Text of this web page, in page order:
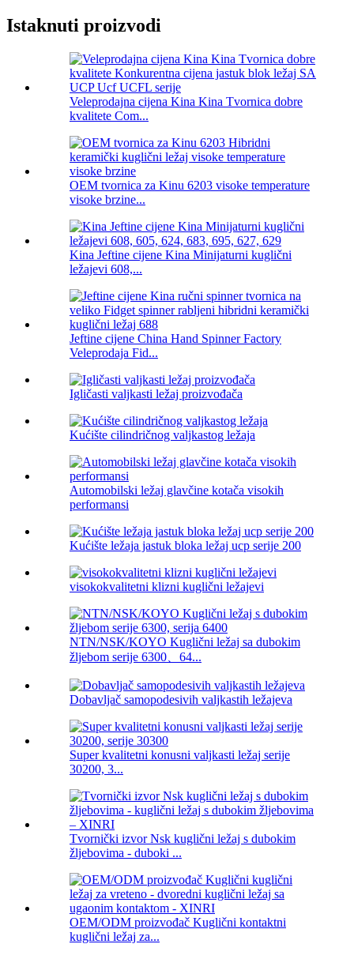
Istaknuti proizvodi
Veleprodajna cijena Kina Kina Tvornica dobre
kvalitete Com...
OEM tvornica za Kinu 6203 visoke temperature
visoke brzine...
Kina Jeftine cijene Kina Minijaturni kuglični
ležajevi 608,...
Jeftine cijene China Hand Spinner Factory
Veleprodaja Fid...
Igličasti valjkasti ležaj proizvođača
Kućište cilindričnog valjkastog ležaja
Automobilski ležaj glavčine kotača visokih
performansi
Kućište ležaja jastuk bloka ležaj ucp serije 200
visokokvalitetni klizni kuglični ležajevi
NTN/NSK/KOYO Kuglični ležaj sa dubokim
žljebom serije 6300、64...
Dobavljač samopodesivih valjkastih ležajeva
Super kvalitetni konusni valjkasti ležaj serije
30200, 3...
Tvornički izvor Nsk kuglični ležaj s dubokim
žljebovima - duboki ...
OEM/ODM proizvođač Kuglični kontaktni
kuglični ležaj za...